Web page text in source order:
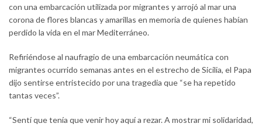
con una embarcación utilizada por migrantes y arrojó al mar una
corona de flores blancas y amarillas en memoria de quienes habían
perdido la vida en el mar Mediterráneo.
Refiriéndose al naufragio de una embarcación neumática con
migrantes ocurrido semanas antes en el estrecho de Sicilia, el Papa
dijo sentirse entristecido por una tragedia que “se ha repetido
tantas veces”.
“Sentí que tenía que venir hoy aquí a rezar. A mostrar mi solidaridad,